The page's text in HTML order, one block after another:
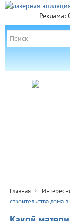
Главная
строительства дома